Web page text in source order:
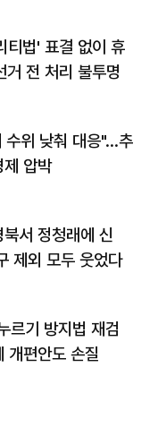
티법' 표결 없이 휴
전 처리 불투명
수위 낮춰 대응"…추
압박
북서 정청래에 신
제외 모두 웃었다
르기 방지법 재검
편안도 손질